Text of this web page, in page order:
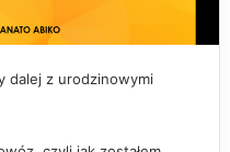
dalej z urodzinowymi